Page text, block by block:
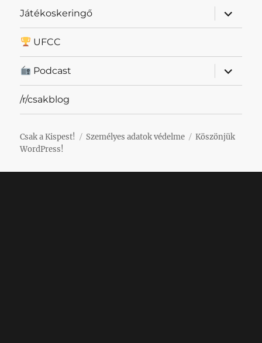
Játékoskeringő
almenü
UFCC
Podcast
almenü
/r/csakblog
Csak a Kispest! Személyes adatok védelme
Köszönjük
WordPress!